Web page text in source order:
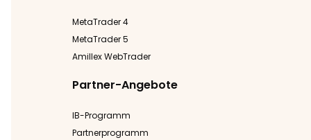
MetaTrader 4
MetaTrader 5
Amillex WebTrader
Partner-Angebote
IB-Programm
Partnerprogramm